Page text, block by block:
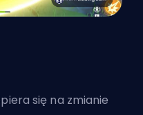
się na zmianie